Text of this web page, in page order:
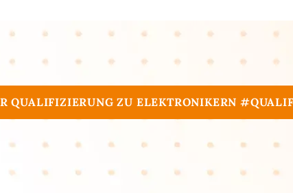
QUALIFIZIERUNG ZU ELEKTRONIKERN